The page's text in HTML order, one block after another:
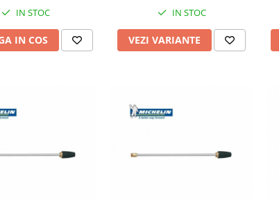
IN STOC
IN COS
IN STOC
VEZI VARIANTE